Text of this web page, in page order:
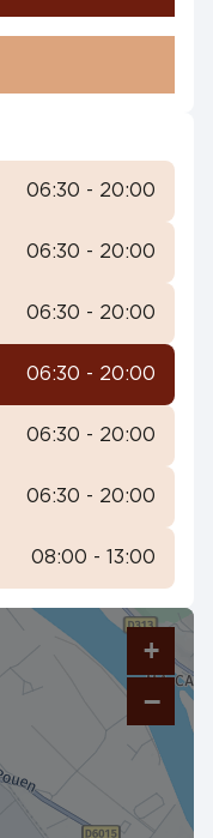
06:30 - 20:00
06:30 - 20:00
06:30 - 20:00
06:30 - 20:00
06:30 - 20:00
06:30 - 20:00
08:00 - 13:00
+
−